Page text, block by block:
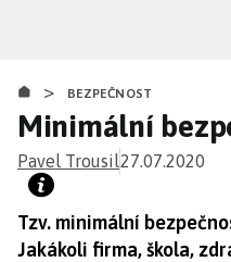
obsahu
> BEZPEČNOST
Minimální
Pavel Trousil27.07.2020
Tzv. minimální
Jakákoli firma, škola,